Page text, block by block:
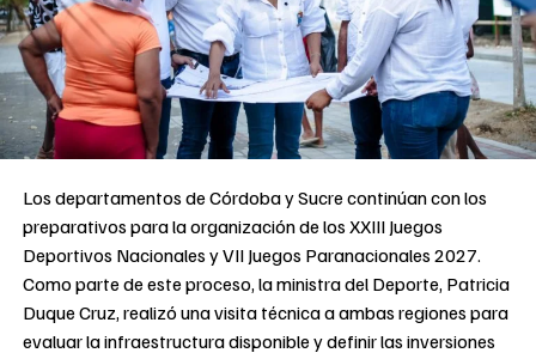
Los departamentos de Córdoba y Sucre continúan con los
preparativos para la organización de los XXIII Juegos
Deportivos Nacionales y VII Juegos Paranacionales 2027.
Como parte de este proceso, la ministra del Deporte, Patricia
Duque Cruz, realizó una visita técnica a ambas regiones para
evaluar la infraestructura disponible y definir las inversiones